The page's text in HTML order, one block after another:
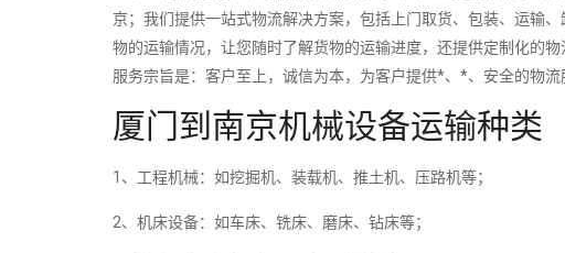
京；我们提供一站式物流解决方案，包括上门取货、包装、运输
物的运输情况，让您随时了解货物的运输进度，还提供定制化的
服务宗旨是：客户至上，诚信为本，为客户提供*、*、安全的物流
厦门到南京机械设备运输种类
1、工程机械：如挖掘机、装载机、推土机、压路机等；
2、机床设备：如车床、铣床、磨床、钻床等；